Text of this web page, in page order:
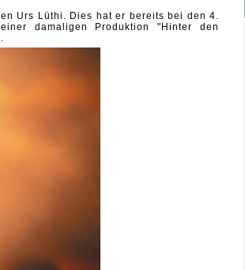
Urs Lüthi. Dies hat er bereits bei den 4.
damaligen Produktion "Hinter den